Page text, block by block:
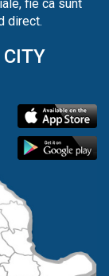
fie ca sunt
direct.